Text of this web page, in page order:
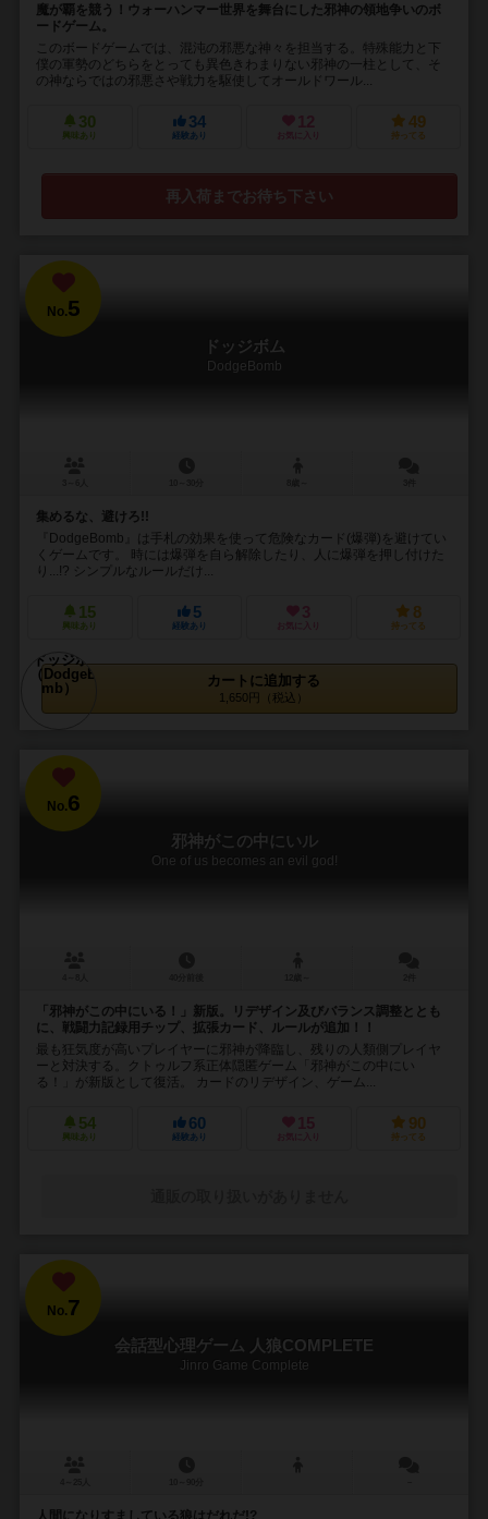
魔が覇を競う！ウォーハンマー世界を舞台にした邪神の領地争いのボ
ードゲーム。
このボードゲームでは、混沌の邪悪な神々を担当する。特殊能力と下
僕の軍勢のどちらをとっても異色きわまりない邪神の一柱として、そ
の神ならではの邪悪さや戦力を駆使してオールドワール...
30
興味あり
34
経験あり
12
お気に入り
49
持ってる
再入荷までお待ち下さい
No.5
ドッジボム
DodgeBomb
集めるな、避けろ!!
『DodgeBomb』は手札の効果を使って危険なカード(爆弾)を避けてい
くゲームです。 時には爆弾を自ら解除したり、人に爆弾を押し付けた
り...!? シンプルなルールだけ...
15
興味あり
5
経験あり
3
お気に入り
8
持ってる
カートに追加する
1,650円（税込）
No.6
邪神がこの中にいル
One of us becomes an evil god!
「邪神がこの中にいる！」新版。リデザイン及びバランス調整ととも
に、戦闘力記録用チップ、拡張カード、ルールが追加！！
最も狂気度が高いプレイヤーに邪神が降臨し、残りの人類側プレイヤ
ーと対決する。クトゥルフ系正体隠匿ゲーム「邪神がこの中にい
る！」が新版として復活。 カードのリデザイン、ゲーム...
54
興味あり
60
経験あり
15
お気に入り
90
持ってる
No.7
会話型心理ゲーム 人狼COMPLETE
Jinro Game Complete
人間になりすましている狼はだれだ!?